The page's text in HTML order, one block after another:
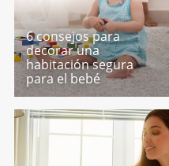
6 consejos para
decorar una
habitación segura
para el bebé